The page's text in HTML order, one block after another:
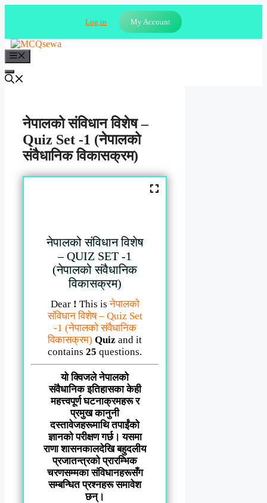
Log in My Account
नेपालको संविधान विशेष –
Quiz Set -1 (नेपालको
संवैधानिक विकासक्रम)
नेपालको संविधान विशेष
– QUIZ SET -1
(नेपालको संवैधानिक
विकासक्रम)
Dear ! This isनेपालको
संविधान विशेष – Quiz Set
-1 (नेपालको संवैधानिक
विकासक्रम) Quizand it
contains25questions.
यो क्विजले नेपालको
संवैधानिक इतिहासका केही
महत्त्वपूर्ण घटनाक्रमहरू र
प्रमुख कानुनी
दस्तावेजहरूमाथि तपाईंको
ज्ञानको परीक्षण गर्छ। यसमा
राणा शासनकालदेखि बहुदलीय
प्रजातन्त्रको प्रारम्भिक
चरणसम्मका संविधानहरूसँग
सम्बन्धित प्रश्नहरू समावेश
छन्।